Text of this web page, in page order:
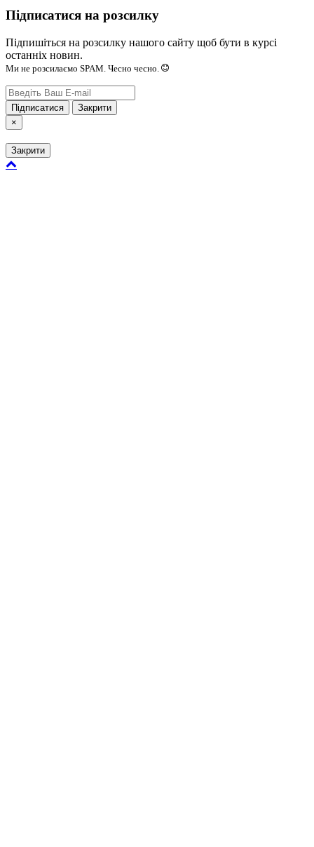
Підписатися на розсилку
Підпишіться на розсилку нашого сайту щоб бути в курсі
останніх новин.
Ми не розсилаємо SPAM. Чесно чесно.
Підписатися
Закрити
×
Закрити